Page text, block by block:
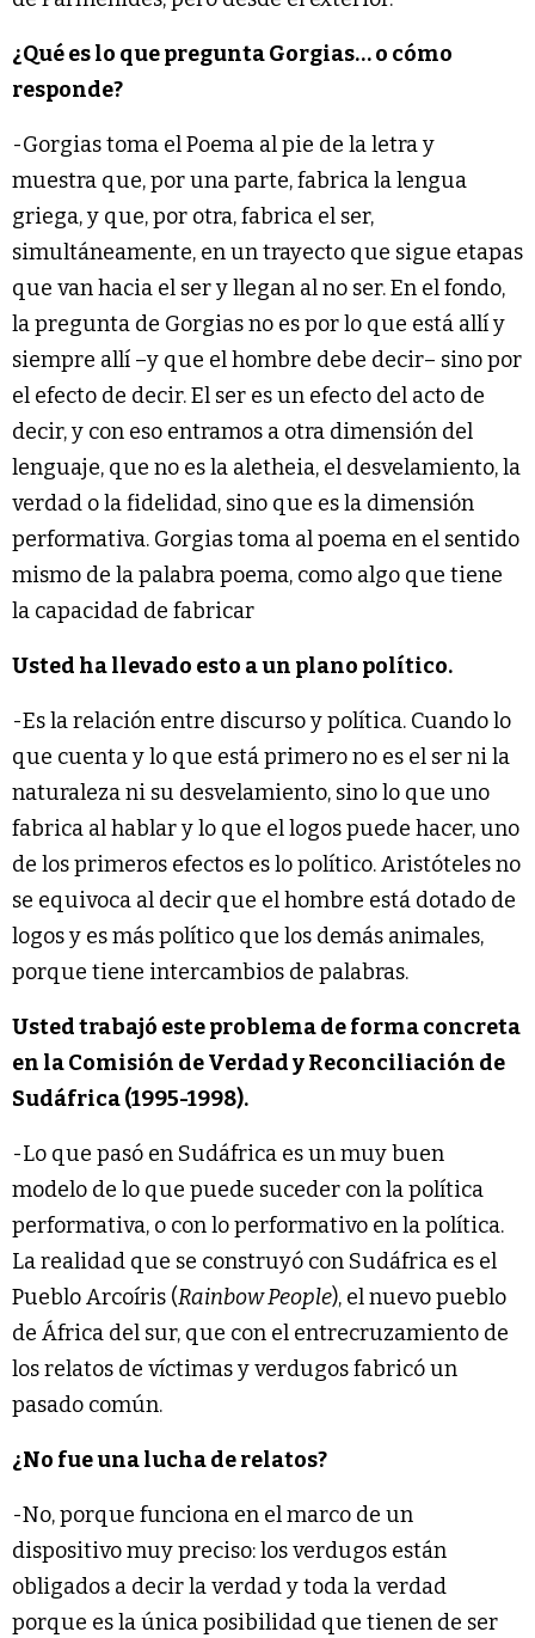
¿Qué es lo que pregunta Gorgias… o cómo
responde?
-Gorgias toma el Poema al pie de la letra y
muestra que, por una parte, fabrica la lengua
griega, y que, por otra, fabrica el ser,
simultáneamente, en un trayecto que sigue etapas
que van hacia el ser y llegan al no ser. En el fondo,
la pregunta de Gorgias no es por lo que está allí y
siempre allí –y que el hombre debe decir– sino por
el efecto de decir. El ser es un efecto del acto de
decir, y con eso entramos a otra dimensión del
lenguaje, que no es la aletheia, el desvelamiento, la
verdad o la fidelidad, sino que es la dimensión
performativa. Gorgias toma al poema en el sentido
mismo de la palabra poema, como algo que tiene
la capacidad de fabricar
Usted ha llevado esto a un plano político.
-Es la relación entre discurso y política. Cuando lo
que cuenta y lo que está primero no es el ser ni la
naturaleza ni su desvelamiento, sino lo que uno
fabrica al hablar y lo que el logos puede hacer, uno
de los primeros efectos es lo político. Aristóteles no
se equivoca al decir que el hombre está dotado de
logos y es más político que los demás animales,
porque tiene intercambios de palabras.
Usted trabajó este problema de forma concreta
en la Comisión de Verdad y Reconciliación de
Sudáfrica (1995-1998).
-Lo que pasó en Sudáfrica es un muy buen
modelo de lo que puede suceder con la política
performativa, o con lo performativo en la política.
La realidad que se construyó con Sudáfrica es el
Pueblo Arcoíris (Rainbow People), el nuevo pueblo
de África del sur, que con el entrecruzamiento de
los relatos de víctimas y verdugos fabricó un
pasado común.
¿No fue una lucha de relatos?
-No, porque funciona en el marco de un
dispositivo muy preciso: los verdugos están
obligados a decir la verdad y toda la verdad
porque es la única posibilidad que tienen de ser